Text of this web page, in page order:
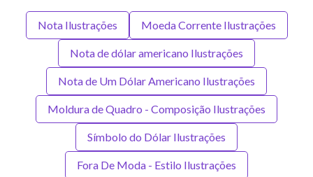
Nota Ilustrações Moeda Corrente Ilustrações
Nota de dólar americano Ilustrações
Nota de Um Dólar Americano Ilustrações
Moldura de Quadro - Composição Ilustrações
Símbolo do Dólar Ilustrações
Fora De Moda - Estilo Ilustrações